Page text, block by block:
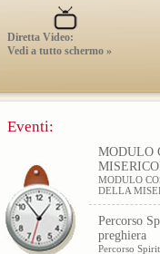
Diretta Video:
Vedi a tutto schermo »
Eventi:
MODULO
MODULO
DELLA
Percorso
preghiera
Percorso